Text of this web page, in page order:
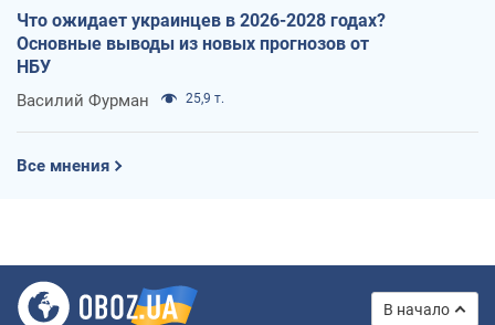
Что ожидает украинцев в 2026-2028 годах?
Основные выводы из новых прогнозов от
НБУ
Василий Фурман 25,9 т.
Все мнения
В начало